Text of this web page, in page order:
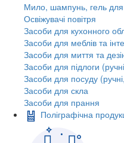
Мило, шампунь, гель
Освіжувачі повітря
Засоби для кухонного
Засоби для меблів та
Засоби для миття та
Засоби для підлоги
Засоби для посуду
Засоби для скла
Засоби для прання
Поліграфічна